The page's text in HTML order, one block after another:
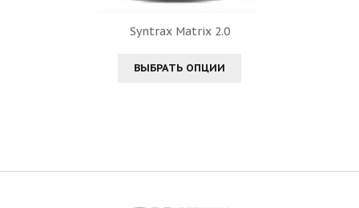
Syntrax Matrix 2.0
ВЫБРАТЬ ОПЦИИ